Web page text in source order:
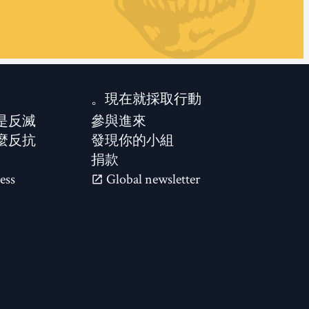
現在就採取行動。
參與進來
發現你的小組
捐款
Global newsletter
滅？
抗？